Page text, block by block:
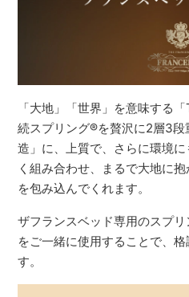
「大地」「世界」を意味する
続スプリング®を贅沢に2層3
造」に、上質で、さらに環境
く組み合わせ、まるで大地に
を包み込んでくれます。
ザフランスベッド専用のスプ
をご一緒に使用することで、
す。